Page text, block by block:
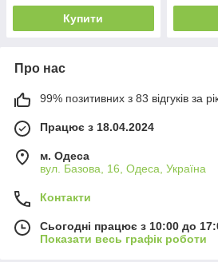
Купити
Про нас
99% позитивних з 83 відгуків за
Працює з 18.04.2024
м. Одеса
вул. Базова, 16, Одеса, Україна
Контакти
Сьогодні працює з 10:00 до
Показати весь графік роботи